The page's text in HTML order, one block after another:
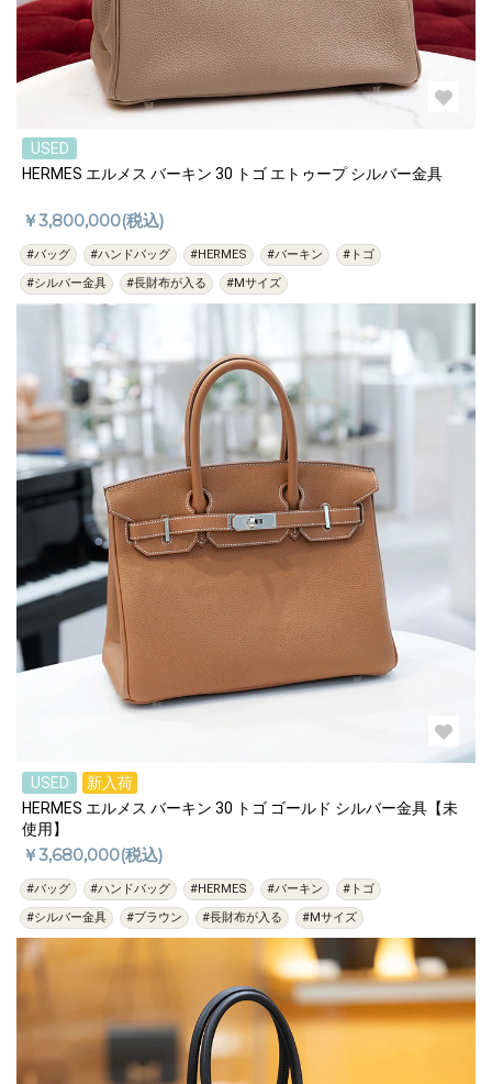
USED
HERMES エルメス バーキン 30 トゴ エトゥープ シルバー金具
￥3,800,000(税込)
#バッグ #ハンドバッグ #HERMES #バーキン
#トゴ
#シルバー金具
#長財布が入る #Mサイズ
USED
新入荷
HERMES エルメス バーキン 30 トゴ ゴールド シルバー金具【未
使用】
￥3,680,000(税込)
#バッグ #ハンドバッグ #HERMES #バーキン
#トゴ
#シルバー金具
#ブラウン #長財布が入る #Mサイズ